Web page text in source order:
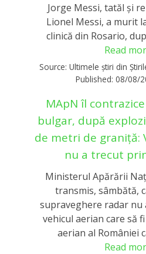
Jorge Messi, tatăl și
Lionel Messi, a murit
clinică din Rosario,
Read
Source: Ultimele știri din
Published: 08/08/
MApN îl
bulgar, după
de metri de graniță:
nu a trecut
Ministerul Apărării
transmis, sâmbătă,
supraveghere radar nu
vehicul aerian care să
aerian al României
Read